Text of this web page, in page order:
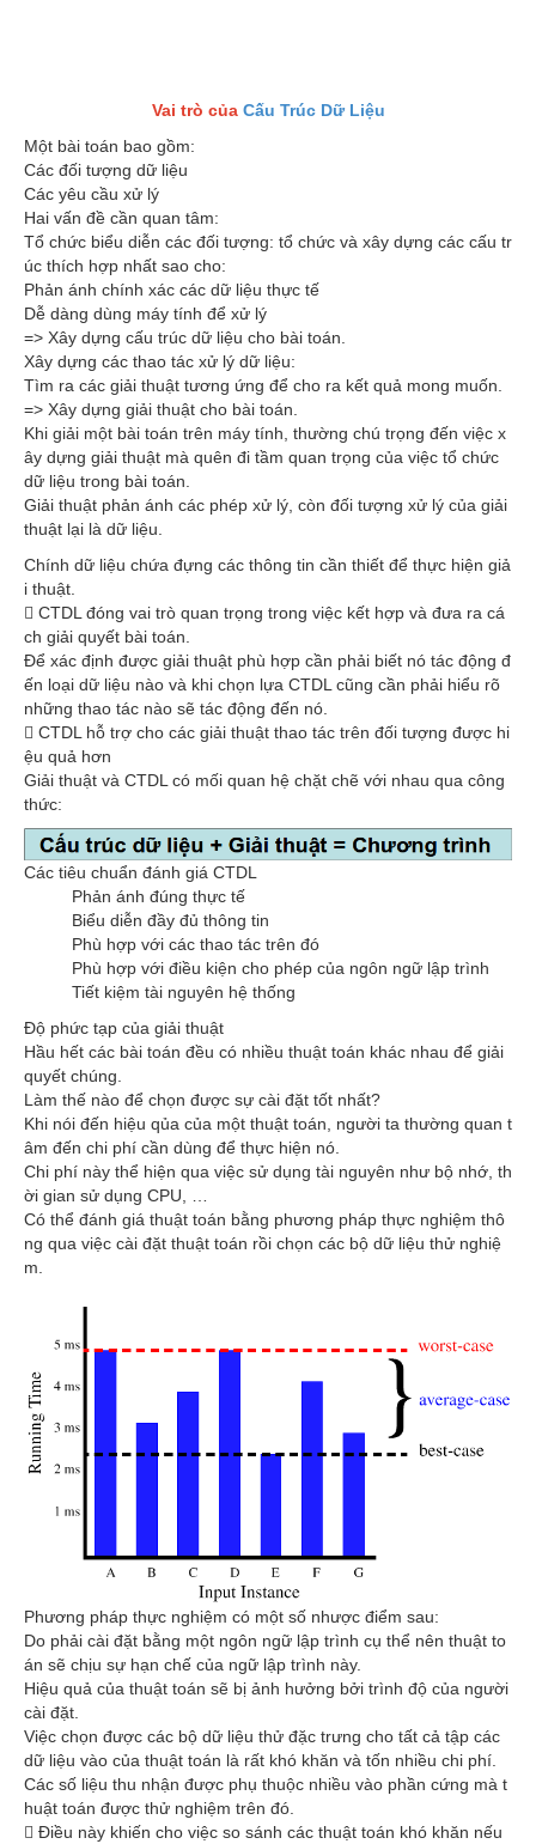
Vai trò của Cấu Trúc Dữ Liệu
Một bài toán bao gồm:
Các đối tượng dữ liệu
Các yêu cầu xử lý
Hai vấn đề cần quan tâm:
Tổ chức biểu diễn các đối tượng: tổ chức và xây dựng các cấu tr
úc thích hợp nhất sao cho:
Phản ánh chính xác các dữ liệu thực tế
Dễ dàng dùng máy tính để xử lý
=> Xây dựng cấu trúc dữ liệu cho bài toán.
Xây dựng các thao tác xử lý dữ liệu:
Tìm ra các giải thuật tương ứng để cho ra kết quả mong muốn.
=> Xây dựng giải thuật cho bài toán.
Khi giải một bài toán trên máy tính, thường chú trọng đến việc x
ây dựng giải thuật mà quên đi tầm quan trọng của việc tổ chức
dữ liệu trong bài toán.
Giải thuật phản ánh các phép xử lý, còn đối tượng xử lý của giải
thuật lại là dữ liệu.
Chính dữ liệu chứa đựng các thông tin cần thiết để thực hiện giả
i thuật.
 CTDL đóng vai trò quan trọng trong việc kết hợp và đưa ra cá
ch giải quyết bài toán.
Để xác định được giải thuật phù hợp cần phải biết nó tác động đ
ến loại dữ liệu nào và khi chọn lựa CTDL cũng cần phải hiểu rõ
những thao tác nào sẽ tác động đến nó.
 CTDL hỗ trợ cho các giải thuật thao tác trên đối tượng được hi
ệu quả hơn
Giải thuật và CTDL có mối quan hệ chặt chẽ với nhau qua công
thức:
Các tiêu chuẩn đánh giá CTDL
Phản ánh đúng thực tế
Biểu diễn đầy đủ thông tin
Phù hợp với các thao tác trên đó
Phù hợp với điều kiện cho phép của ngôn ngữ lập trình
Tiết kiệm tài nguyên hệ thống
Độ phức tạp của giải thuật
Hầu hết các bài toán đều có nhiều thuật toán khác nhau để giải
quyết chúng.
Làm thế nào để chọn được sự cài đặt tốt nhất?
Khi nói đến hiệu qủa của một thuật toán, người ta thường quan t
âm đến chi phí cần dùng để thực hiện nó.
Chi phí này thể hiện qua việc sử dụng tài nguyên như bộ nhớ, th
ời gian sử dụng CPU, …
Có thể đánh giá thuật toán bằng phương pháp thực nghiệm thô
ng qua việc cài đặt thuật toán rồi chọn các bộ dữ liệu thử nghiệ
m.
Phương pháp thực nghiệm có một số nhược điểm sau:
Do phải cài đặt bằng một ngôn ngữ lập trình cụ thể nên thuật to
án sẽ chịu sự hạn chế của ngữ lập trình này.
Hiệu quả của thuật toán sẽ bị ảnh hưởng bởi trình độ của người
cài đặt.
Việc chọn được các bộ dữ liệu thử đặc trưng cho tất cả tập các
dữ liệu vào của thuật toán là rất khó khăn và tốn nhiều chi phí.
Các số liệu thu nhận được phụ thuộc nhiều vào phần cứng mà t
huật toán được thử nghiệm trên đó.
 Điều này khiến cho việc so sánh các thuật toán khó khăn nếu